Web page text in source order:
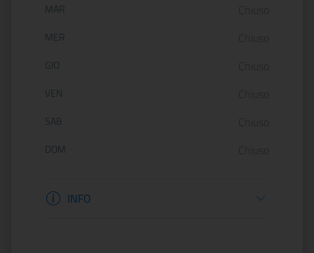
MAR
MER
GIO
VEN
SAB
DOM
Informazioni apertura
INFO